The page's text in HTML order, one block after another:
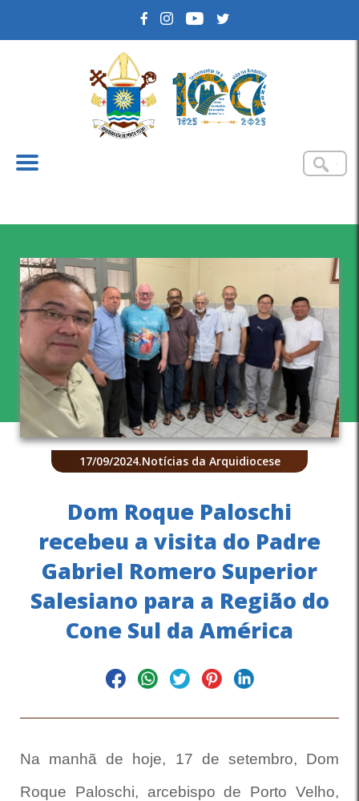
17/09/2024.Notícias da Arquidiocese
Dom Roque Paloschi
recebeu a visita do Padre
Gabriel Romero Superior
Salesiano para a Região do
Cone Sul da América
Na manhã de hoje, 17 de setembro, Dom
Roque Paloschi, arcebispo de Porto Velho,